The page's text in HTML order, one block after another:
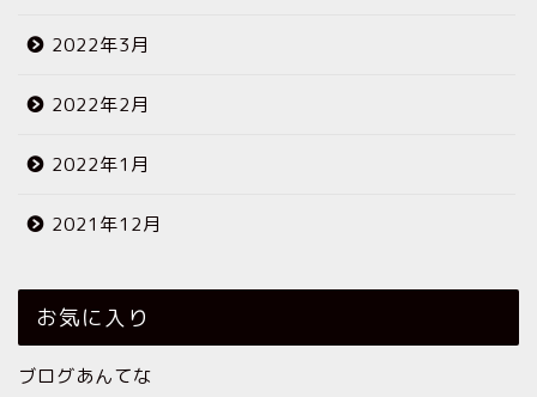
2022年3月
2022年2月
2022年1月
2021年12月
お気に入り
ブログあんてな